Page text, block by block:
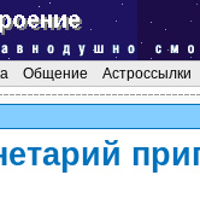
Общение Астроссылки